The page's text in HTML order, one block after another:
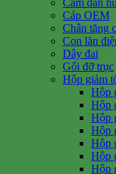
Cáp OEM
Chân tăng
Con lăn
Dây đai
Gối đỡ trục
Hộp giảm
Hộp
Hộp
Hộp
Hộp
Hộp
Hộp
Hộp